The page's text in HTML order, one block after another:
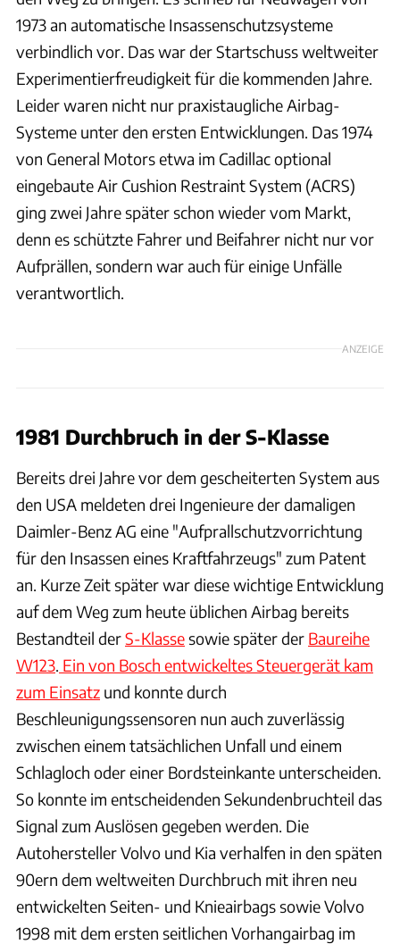
1973 an automatische Insassenschutzsysteme
verbindlich vor. Das war der Startschuss weltweiter
Experimentierfreudigkeit für die kommenden Jahre.
Leider waren nicht nur praxistaugliche Airbag-
Systeme unter den ersten Entwicklungen. Das 1974
von General Motors etwa im Cadillac optional
eingebaute Air Cushion Restraint System (ACRS)
ging zwei Jahre später schon wieder vom Markt,
denn es schützte Fahrer und Beifahrer nicht nur vor
Aufprällen, sondern war auch für einige Unfälle
verantwortlich.
ANZEIGE
1981 Durchbruch in der S-Klasse
Bereits drei Jahre vor dem gescheiterten System aus
den USA meldeten drei Ingenieure der damaligen
Daimler-Benz AG eine "Aufprallschutzvorrichtung
für den Insassen eines Kraftfahrzeugs" zum Patent
an. Kurze Zeit später war diese wichtige Entwicklung
auf dem Weg zum heute üblichen Airbag bereits
Bestandteil derS-Klassesowie später der Baureihe
W123. Ein von Bosch entwickeltes Steuergerät kam
zum Einsatz und konnte durch
Beschleunigungssensoren nun auch zuverlässig
zwischen einem tatsächlichen Unfall und einem
Schlagloch oder einer Bordsteinkante unterscheiden.
So konnte im entscheidenden Sekundenbruchteil das
Signal zum Auslösen gegeben werden. Die
Autohersteller Volvo und Kia verhalfen in den späten
90ern dem weltweiten Durchbruch mit ihren neu
entwickelten Seiten- und Knieairbags sowie Volvo
1998 mit dem ersten seitlichen Vorhangairbag im